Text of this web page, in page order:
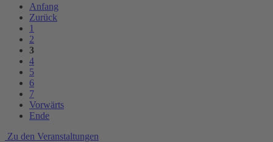
Anfang
Zurück
1
2
3
4
5
6
7
Vorwärts
Ende
Zu den Veranstaltungen